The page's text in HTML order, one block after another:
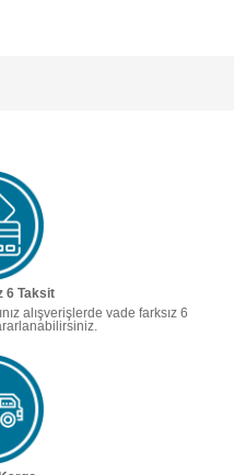
6 Taksit
alışverişlerde vade farksız 6